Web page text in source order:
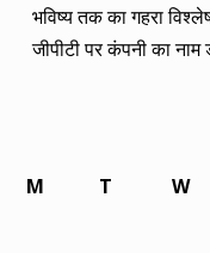
भविष्य तक का गहरा
जीपीटी पर कंपनी का
M
T W